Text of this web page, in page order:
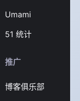
Umami
51 统计
推广
博客俱乐部